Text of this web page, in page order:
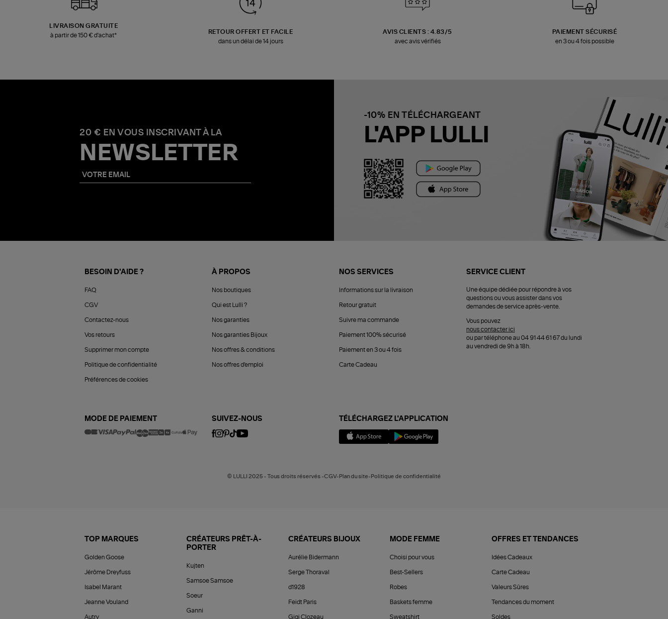
LIVRAISON GRATUITE
à partir de 150 € d'achat*
RETOUR OFFERT ET FACILE
dans un délai de 14 jours
AVIS CLIENTS : 4.83/5
avec avis vérifiés
PAIEMENT SÉCURISÉ
en 3 ou 4 fois possible
20 € EN VOUS INSCRIVANT À LA
NEWSLETTER
-10% EN TÉLÉCHARGEANT
L'APP LULLI
BESOIN D'AIDE ?
FAQ
CGV
Contactez-nous
Vos retours
Supprimer mon compte
Politique de confidentialité
Préférences de cookies
À PROPOS
Nos boutiques
Qui est Lulli ?
Nos garanties
Nos garanties Bijoux
Nos offres & conditions
Nos offres d'emploi
NOS SERVICES
Informations sur la livraison
Retour gratuit
Suivre ma commande
Paiement 100% sécurisé
Paiement en 3 ou 4 fois
Carte Cadeau
SERVICE CLIENT
Une équipe dédiée pour répondre à vos
questions ou vous assister dans vos
demandes de service après-vente.
Vous pouvez
nous contacter ici
ou par téléphone au 04 91 44 61 67 du lundi
au vendredi de 9h à 18h.
MODE DE PAIEMENT SUIVEZ-NOUS TÉLÉCHARGEZ L'APPLICATION
© LULLI 2025 - Tous droits réservés -CGV-Plan du site-Politique de confidentialité
TOP MARQUES
Golden Goose
Jérôme Dreyfuss
Isabel Marant
Jeanne Vouland
Autry
CRÉATEURS PRÊT-À-
PORTER
Kujten
Samsoe Samsoe
Soeur
Ganni
CRÉATEURS BIJOUX
Aurélie Bidermann
Serge Thoraval
d1928
Feidt Paris
Gigi Clozeau
MODE FEMME
Choisi pour vous
Best-Sellers
Robes
Baskets femme
Sweatshirt
OFFRES ET TENDANCES
Idées Cadeaux
Carte Cadeau
Valeurs Sûres
Tendances du moment
Soldes